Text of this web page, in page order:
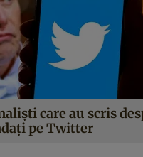
care au scris
pe Twitter